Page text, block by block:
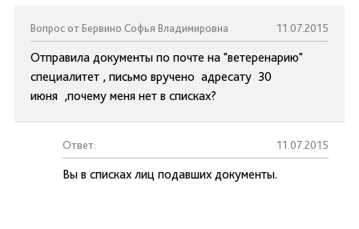
Вопрос от Бервино Софья Владимировна 11.07.2015
Отправила документы по почте на "ветеренарию"
специалитет , письмо вручено адресату 30
июня ,почему меня нет в списках?
Ответ: 11.07.2015
Вы в списках лиц подавших документы.